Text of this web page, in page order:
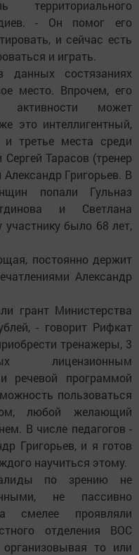
территориального
- Он помог его
и сейчас есть
и играть.
состязаниях
место. Впрочем, его
активности может
это интеллигентный,
и третье места среди
Тарасов (тренер
Григорьев. В
попали Гульназ
и Светлана
было 68 лет,
постоянно держит
Александр
грант Министерства
- говорит Рифкат
тренажеры, 3
лицензионным
речевой программой
пользоваться
любой желающий
В числе педагогов -
Григорьев, и я готов
научиться этому.
по зрению не
не пассивно
смелее проявляли
отделения ВОС
то или